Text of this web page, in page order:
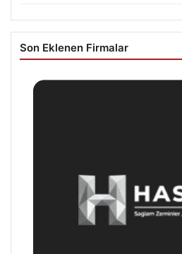
Son Eklenen Firmalar